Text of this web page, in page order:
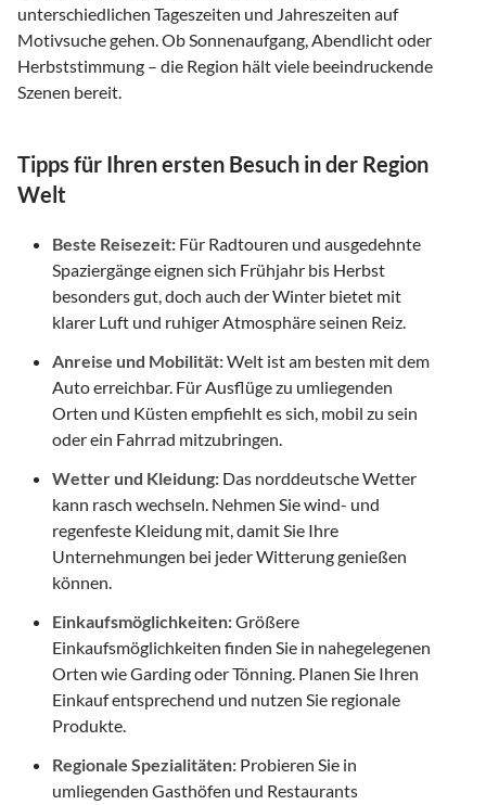
unterschiedlichen Tageszeiten und Jahreszeiten auf
Motivsuche gehen. Ob Sonnenaufgang, Abendlicht oder
Herbststimmung – die Region hält viele beeindruckende
Szenen bereit.
Tipps für Ihren ersten Besuch in der Region
Welt
Beste Reisezeit: Für Radtouren und ausgedehnte
Spaziergänge eignen sich Frühjahr bis Herbst
besonders gut, doch auch der Winter bietet mit
klarer Luft und ruhiger Atmosphäre seinen Reiz.
Anreise und Mobilität:Welt ist am besten mit dem
Auto erreichbar. Für Ausflüge zu umliegenden
Orten und Küsten empfiehlt es sich, mobil zu sein
oder ein Fahrrad mitzubringen.
Wetter und Kleidung: Das norddeutsche Wetter
kann rasch wechseln. Nehmen Sie wind- und
regenfeste Kleidung mit, damit Sie Ihre
Unternehmungen bei jeder Witterung genießen
können.
Einkaufsmöglichkeiten:Größere
Einkaufsmöglichkeiten finden Sie in nahegelegenen
Orten wie Garding oder Tönning. Planen Sie Ihren
Einkauf entsprechend und nutzen Sie regionale
Produkte.
Regionale Spezialitäten: Probieren Sie in
umliegenden Gasthöfen und Restaurants